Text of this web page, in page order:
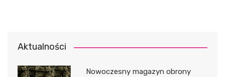
Aktualności
Nowoczesny magazyn obrony